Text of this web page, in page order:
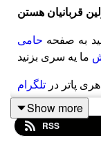
به صفحه حامی
هری پاتر در تلگرام
هری پاتر درتوییتر
دراینستاگرام
Show more
RSS